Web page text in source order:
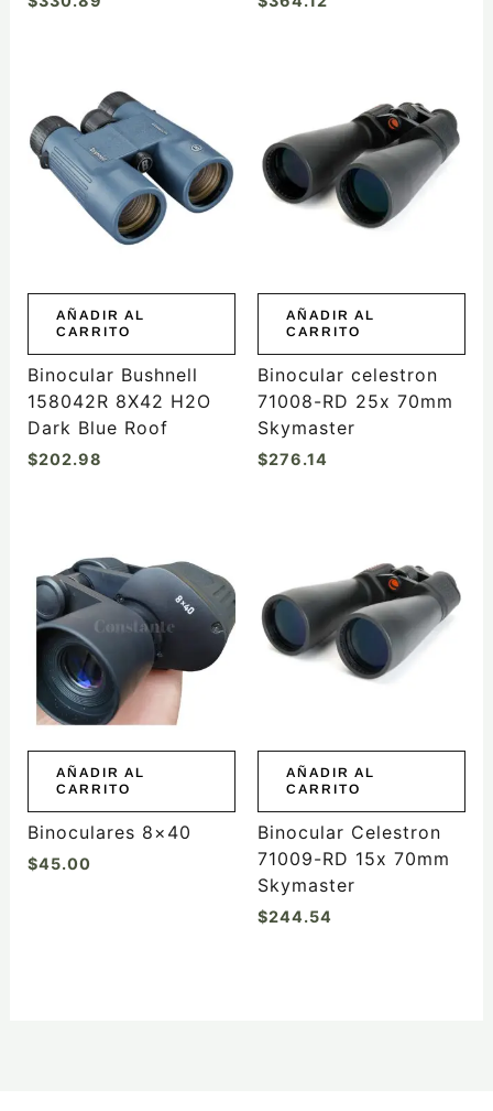
AÑADIR AL
CARRITO
Binocular Bushnell
158042R 8X42 H2O
Dark Blue Roof
$202.98
AÑADIR AL
CARRITO
Binocular celestron
71008-RD 25x 70mm
Skymaster
$276.14
AÑADIR AL
CARRITO
Binoculares 8×40
$45.00
AÑADIR AL
CARRITO
Binocular Celestron
71009-RD 15x 70mm
Skymaster
$244.54